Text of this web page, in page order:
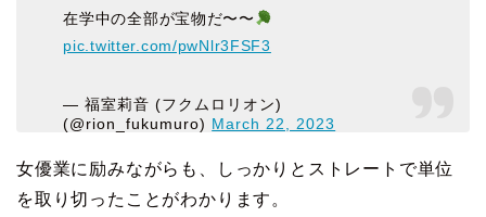
在学中の全部が宝物だ〜〜
pic.twitter.com/pwNlr3FSF3
— 福室莉音 (フクムロリオン)
(@rion_fukumuro) March 22, 2023
女優業に励みながらも、しっかりとストレートで単位
を取り切ったことがわかります。